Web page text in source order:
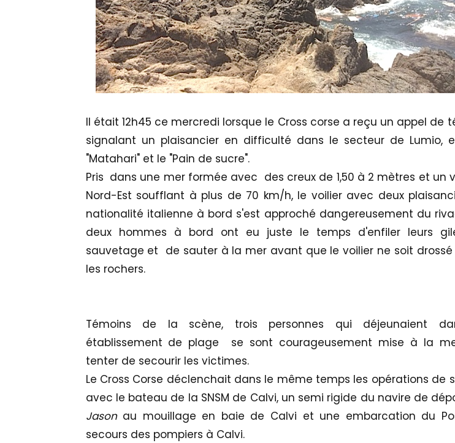
Il était 12h45 ce mercredi lorsque le Cross corse a reçu un appel de
signalant un plaisancier en difficulté dans le secteur de Lumio,
"Matahari" et le "Pain de sucre".
Pris dans une mer formée avec des creux de 1,50 à 2 mètres et un
Nord-Est soufflant à plus de 70 km/h, le voilier avec deux
nationalité italienne à bord s'est approché dangereusement du
deux hommes à bord ont eu juste le temps d'enfiler leurs
sauvetage et de sauter à la mer avant que le voilier ne soit drossé
les rochers.
Témoins de la scène, trois personnes qui déjeunaient
établissement de plage se sont courageusement mise à la
tenter de secourir les victimes.
Le Cross Corse déclenchait dans le même temps les opérations de
avec le bateau de la SNSM de Calvi, un semi rigide du navire de
Jasonau mouillage en baie de Calvi et une embarcation du
secours des pompiers à Calvi.